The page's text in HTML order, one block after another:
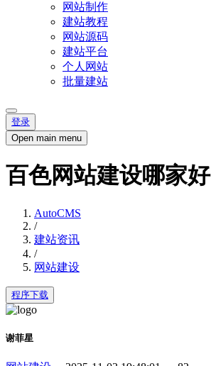
网站制作
建站教程
网站源码
建站平台
个人网站
批量建站
登录
Open main menu
百色网站建设哪家好
AutoCMS
/
建站资讯
/
网站建设
程序下载
谢菲星